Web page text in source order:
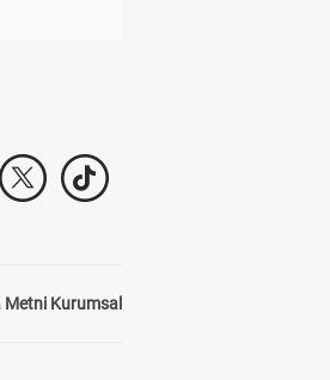
Metni Kurumsal